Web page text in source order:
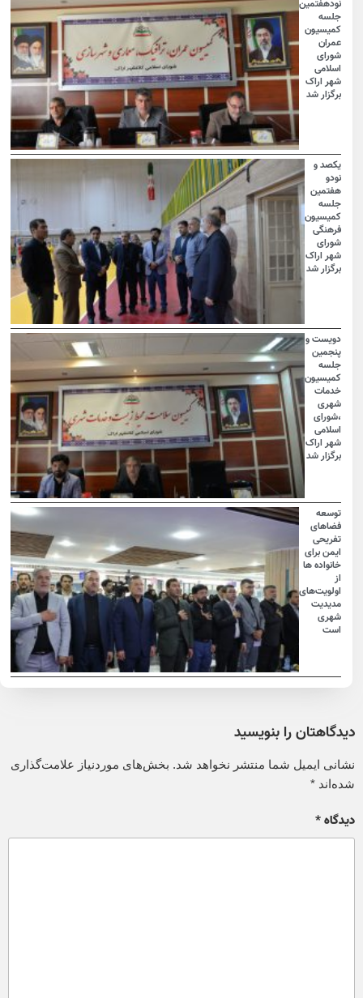
نودهفتمین
جلسه
کمیسیون
عمران
شورای
اسلامی
شهر اراک
برگزار شد
یکصد و
نودو
هفتمین
جلسه
کمیسیون
فرهنگی
شورای
شهر اراک
برگزار شد
دویست و
پنجمین
جلسه
کمیسیون
خدمات
شهری
،شورای
اسلامی
شهر اراک
برگزار شد
توسعه
فضاهای
تفریحی
ایمن برای
خانواده ها
اولویت‌های
مدیدیت
شهری
است
دیدگاهتان را بنویسید
نشانی ایمیل شما منتشر نخواهد شد. بخش‌های موردنیاز علامت‌گذاری
شده‌اند*
دیدگاه*